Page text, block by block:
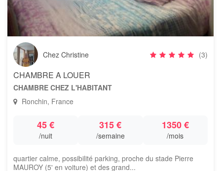
Chez Christine (3)
CHAMBRE A LOUER
CHAMBRE CHEZ L'HABITANT
Ronchin, France
45 €
/nuit
315 €
/semaine
1350 €
/mois
quartier calme, possibilité parking, proche du stade Pierre
MAUROY (5' en voiture) et des grand...